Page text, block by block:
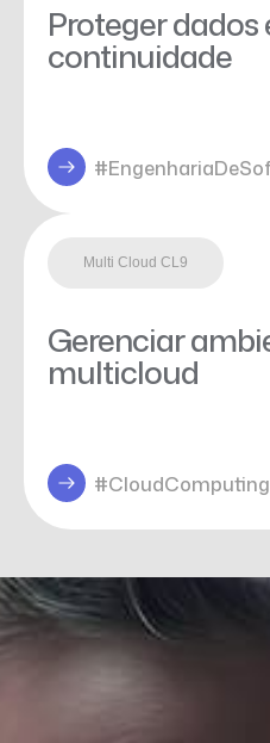
Proteger dados
continuidade
Multi Cloud CL9
Gerenciar
multicloud
#CloudComputing